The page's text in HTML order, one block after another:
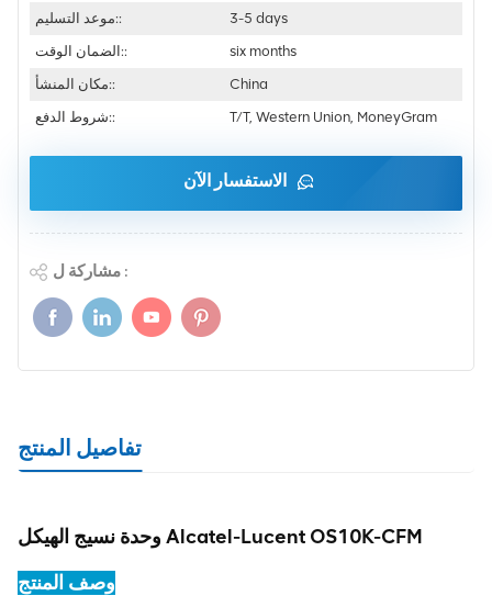
موعد التسليم::
3-5 days
الضمان الوقت::
six months
مكان المنشأ::
China
شروط الدفع::
T/T, Western Union, MoneyGram
الاستفسار الآن
مشاركة ل :
تفاصيل المنتج
وحدة نسيج الهيكل Alcatel-Lucent OS10K-CFM
وصف المنتج